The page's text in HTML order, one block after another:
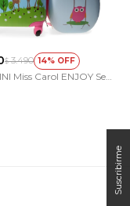
$ 3.490 14
Miss Carol ENJOY Set